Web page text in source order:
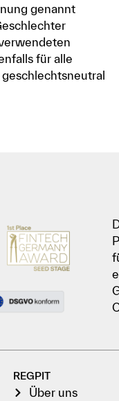
genannt
für alle
REGPIT
Über uns